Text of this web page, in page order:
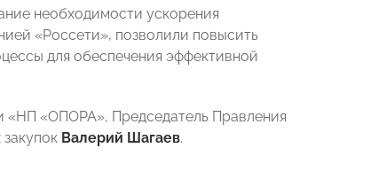
необходимости ускорения
«Россети», позволили повысить
для обеспечения эффективной
«НП «ОПОРА», Председатель Правления
Валерий Шагаев.